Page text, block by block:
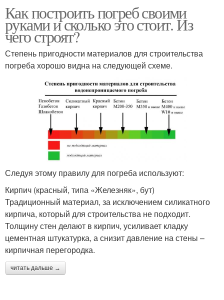
Как построить погреб своими
руками и сколько это стоит. Из
чего строят?
Степень пригодности материалов для строительства
погреба хорошо видна на следующей схеме.
Следуя этому правилу для погреба используют:
Кирпич (красный, типа «Железняк», бут)
Традиционный материал, за исключением силикатного
кирпича, который для строительства не подходит.
Толщину стен делают в кирпич, усиливает кладку
цементная штукатурка, а снизит давление на стены –
кирпичная перегородка.
читать дальше →